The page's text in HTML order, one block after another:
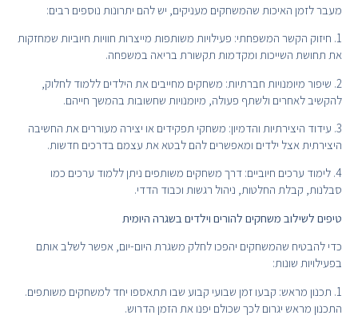
מעבר לזמן האיכות שהמשחקים מעניקים, יש להם יתרונות נוספים רבים:
1. חיזוק הקשר המשפחתי: פעילויות משותפות מייצרות חוויות חיוביות שמחזקות
את תחושת השייכות ומקדמות תקשורת בריאה במשפחה.
2. שיפור מיומנויות חברתיות: משחקים מחייבים את הילדים ללמוד לחלוק,
להקשיב לאחרים ולשתף פעולה, מיומנויות שחשובות בהמשך חייהם.
3. עידוד היצירתיות והדמיון: משחקי תפקידים או יצירה מעוררים את החשיבה
היצירתית אצל ילדים ומאפשרים להם לבטא את עצמם בדרכים חדשות.
4. לימוד ערכים חיוביים: דרך משחקים משותפים ניתן ללמוד ערכים כמו
סבלנות, קבלת החלטות, ניהול רגשות וכבוד הדדי.
טיפים לשילוב משחקים להורים וילדים בשגרה היומית
כדי להבטיח שהמשחקים יהפכו לחלק משגרת היום-יום, אפשר לשלב אותם
בפעילויות שונות:
1. תכנון מראש: קבעו זמן שבועי קבוע שבו תתאספו יחד למשחקים משותפים.
התכנון מראש יגרום לכך שכולם יפנו את הזמן הדרוש.